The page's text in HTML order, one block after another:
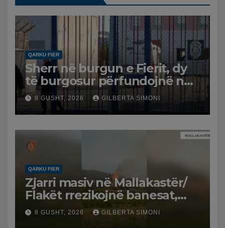
QARKU FIER
Sherr në burgun e Fierit, dy
të burgosur përfundojnë në
spital
8 GUSHT, 2026 GILBERTA SIMONI
QARKU FIER
Zjarri masiv në Mallakastër/
Flakët rrezikojnë banesat,
Policia evakuon disa familje
në Koilac
8 GUSHT, 2026 GILBERTA SIMONI